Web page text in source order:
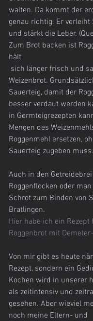
walten. Da kommt der
genau richtig. Er
und stärkt die Leber.
Zum Brot backen ist
hält
Weizenbrot.
Sauerteig, damit der
besser verdaut werden
in Germteigrezepten
Mengen des
Roggenmehl ersetzen,
Sauerteig zugeben muss.
Auch in den
Roggenflocken oder
Schrot zum Binden von
Bratlingen.
Hier habe ich ein Rezept
Roggenbrot mit
Von mir gibt es heute
Rezept, sondern ein
Kochen wird in unserer
als zeitintensiv und
gesehen. Aber wieviel
noch meine Eltern- und